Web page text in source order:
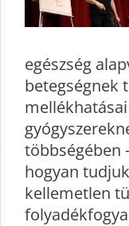
egészség
betegségnek
többségében
hogyan
kellemetlen